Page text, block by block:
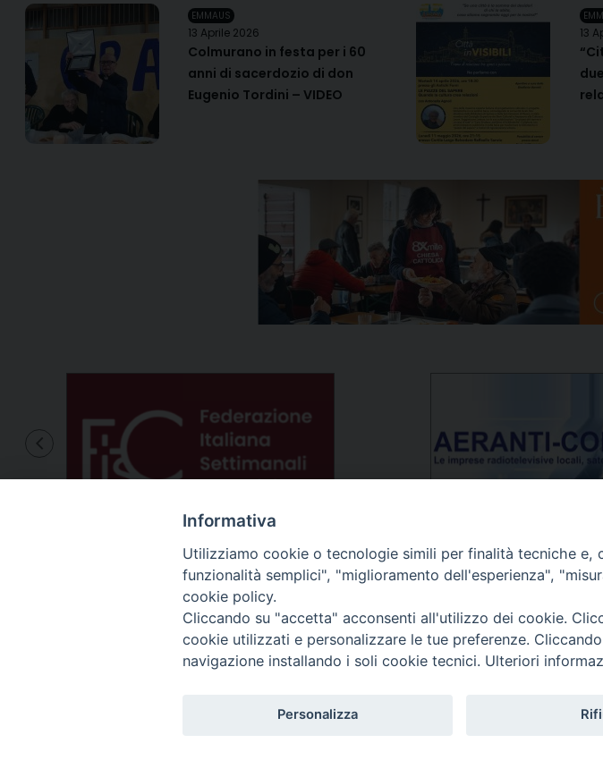
EMMAUS
13 Aprile 2026
Colmurano in festa per i 60
anni di sacerdozio di don
Eugenio Tordini – VIDEO
13
Via Cincinelli, 4 – Macerata (MC)
Direttore Responsabile: Piero Chinellato
Per comunicati:redazione@emmetv.it
Telefono Redazione: 0733231567
Informativa
Utilizziamo cookie o tecnologie simili per finalità tecniche
funzionalità semplici", "miglioramento dell'esperienza",
cookie policy.
Cliccando su "accetta" acconsenti all'utilizzo dei cookie.
cookie utilizzati e personalizzare le tue preferenze.
navigazione installando i soli cookie tecnici. Ulteriori
Personalizza